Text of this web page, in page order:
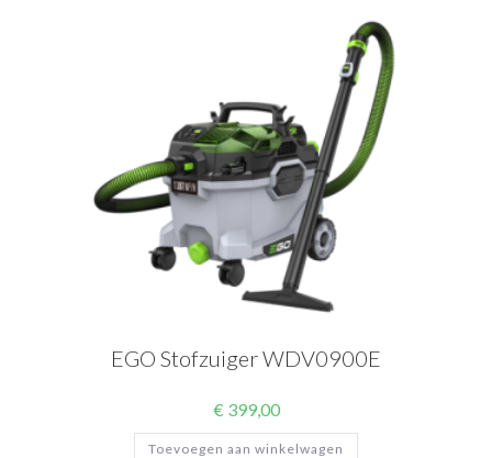
EGO Stofzuiger WDV0900E
€ 399,00
Toevoegen aan winkelwagen